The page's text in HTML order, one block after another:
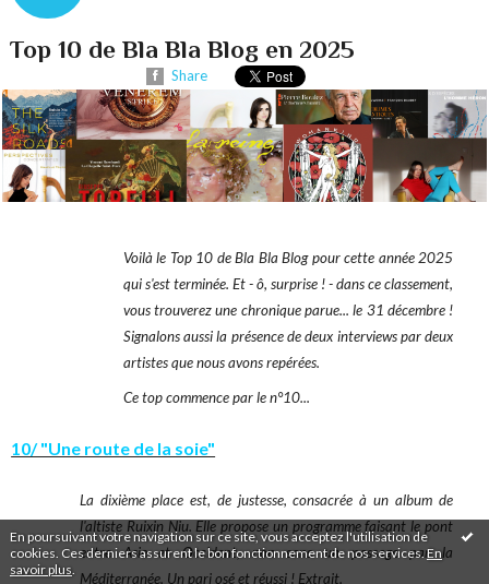
En poursuivant votre navigation sur ce site, vous acceptez l'utilisation de
cookies. Ces derniers assurent le bon fonctionnement de nos services.En
savoir plus
Top 10 de Bla Bla Blog en 2025
Share
Voilà le Top 10 de Bla Bla Blog pour cette année 2025
qui s'est terminée. Et - ô, surprise ! - dans ce classement,
vous trouverez une chronique parue... le 31 décembre !
Signalons aussi la présence de deux interviews par deux
artistes que nous avons repérées.
Ce top commence par le n°10...
10/ "Une route de la soie"
La dixième place est, de justesse, consacrée à un album de
l'altiste Ruixin Niu. Elle propose un programme faisant le pont
entre Asie et Occident, non sans un passage par la
Méditerranée. Un pari osé et réussi ! Extrait.